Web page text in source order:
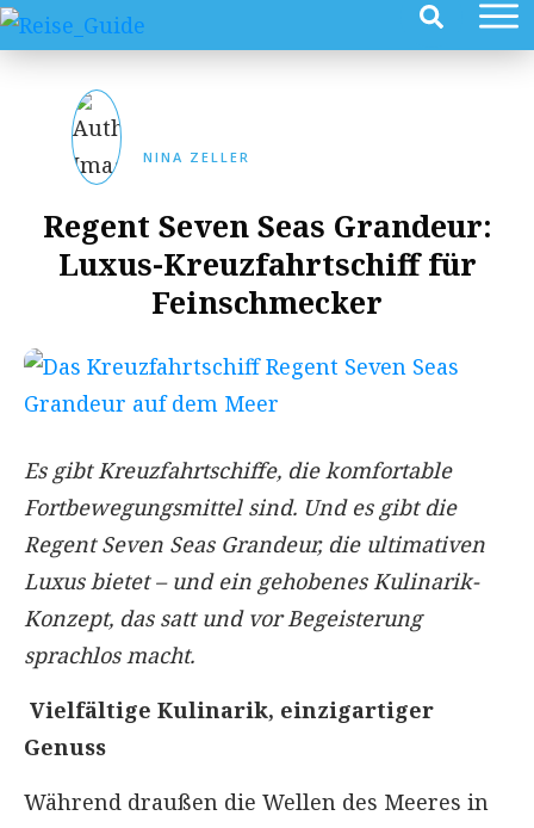
NINA ZELLER
Regent Seven Seas Grandeur:
Luxus-Kreuzfahrtschiff für
Feinschmecker
Es gibt Kreuzfahrtschiffe, die komfortable
Fortbewegungsmittel sind. Und es gibt die
Regent Seven Seas Grandeur, die ultimativen
Luxus bietet – und ein gehobenes Kulinarik-
Konzept, das satt und vor Begeisterung
sprachlos macht.
Vielfältige Kulinarik, einzigartiger
Genuss
Während draußen die Wellen des Meeres in